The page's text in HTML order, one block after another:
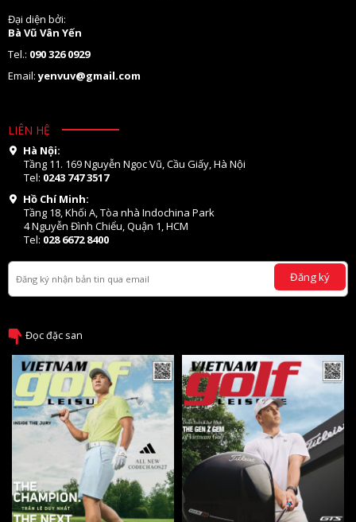
Đại diện bởi:
Bà Vũ Vân Yến
Tel.: 090 326 0929
Email:yenvuv@gmail.com
LIÊN HỆ
Hà Nội:
Tầng 11. 169 Nguyễn Ngọc Vũ, Cầu Giấy, Hà Nội
Tel: 0243 747 3517
Hồ Chí Minh:
Tầng 18, Khối A, Tòa nhà Indochina Park
4 Nguyễn Đình Chiểu, Quận 1, HCM
Tel: 028 6672 8400
Đăng ký
Đọc đặc san